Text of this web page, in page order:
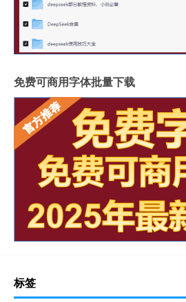
免费可商用字体批量下载
标签